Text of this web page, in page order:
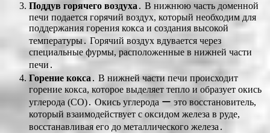
Поддув горячего воздуха ․ В нижнюю часть доменной
печи подается горячий воздух, который необходим для
поддержания горения кокса и создания высокой
температуры․ Горячий воздух вдувается через
специальные фурмы, расположенные в нижней части
печи․
Горение кокса ․ В нижней части печи происходит
горение кокса, которое выделяет тепло и образует окись
углерода (CO)․ Окись углерода ー это восстановитель,
который взаимодействует с оксидом железа в руде,
восстанавливая его до металлического железа․